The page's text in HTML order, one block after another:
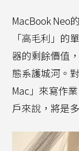
MacBook Neo
「高毛利」的
器的剩餘價值
態系護城河。
Mac」來寫作
戶來說，將是